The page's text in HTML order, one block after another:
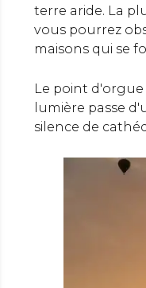
terre aride. La
vous pourrez
maisons qui se
Le point
lumière passe
silence de